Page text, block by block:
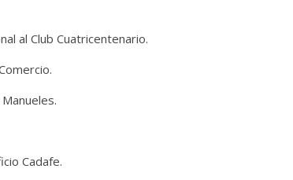
al Club Cuatricentenario.
Cadafe.